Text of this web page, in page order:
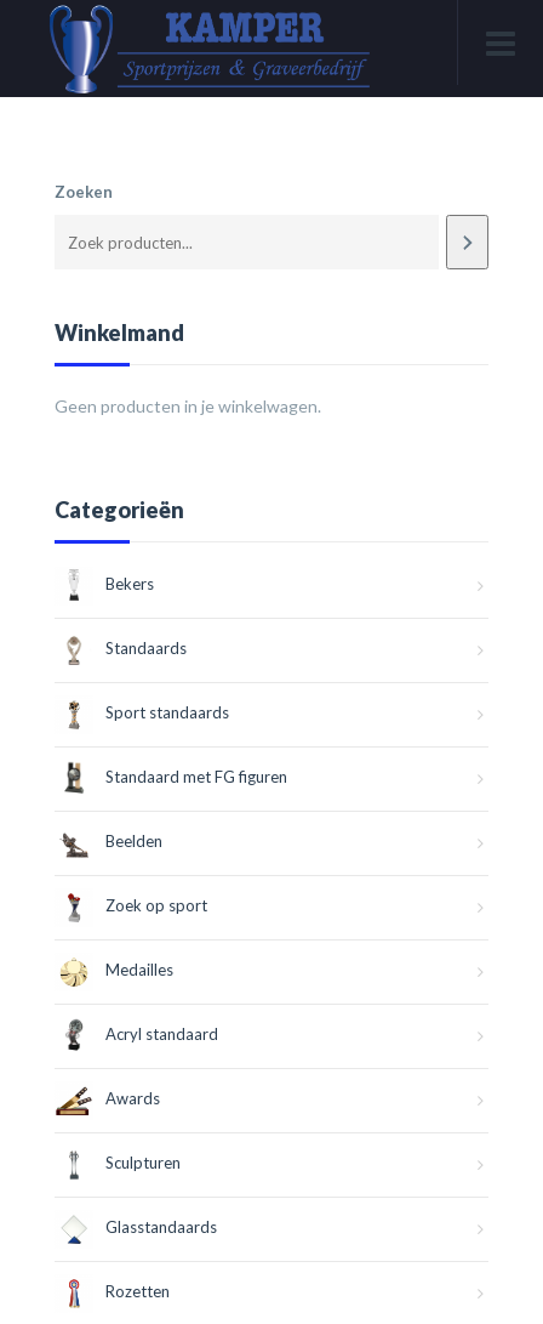
Zoeken
Winkelmand
Geen producten in je winkelwagen.
Categorieën
Bekers
Standaards
Sport standaards
Standaard met FG figuren
Beelden
Zoek op sport
Medailles
Acryl standaard
Awards
Sculpturen
Glasstandaards
Rozetten